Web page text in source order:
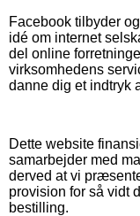
Facebook tilbyder
idé om internet
del online
virksomhedens
danne dig et indtryk
Dette website
samarbejder med
derved at vi
provision for så vidt
bestilling.